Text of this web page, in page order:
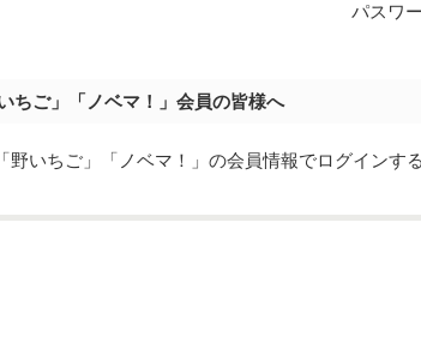
パスワ
ちご」「ノベマ！」会員の皆様へ
野いちご」「ノベマ！」の会員情報でログインす